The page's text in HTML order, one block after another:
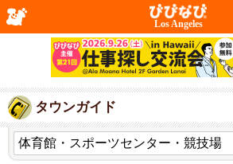
Los Angeles
タウンガイド